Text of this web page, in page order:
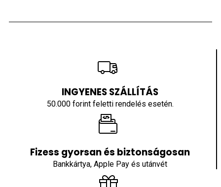
INGYENES SZÁLLÍTÁS
50.000 forint feletti rendelés esetén.
Fizess gyorsan és biztonságosan
Bankkártya, Apple Pay és utánvét